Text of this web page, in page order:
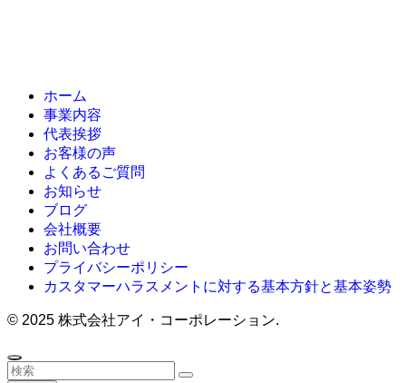
ホーム
事業内容
代表挨拶
お客様の声
よくあるご質問
お知らせ
ブログ
会社概要
お問い合わせ
プライバシーポリシー
カスタマーハラスメントに対する基本方針と基本姿勢
© 2025 株式会社アイ・コーポレーション.